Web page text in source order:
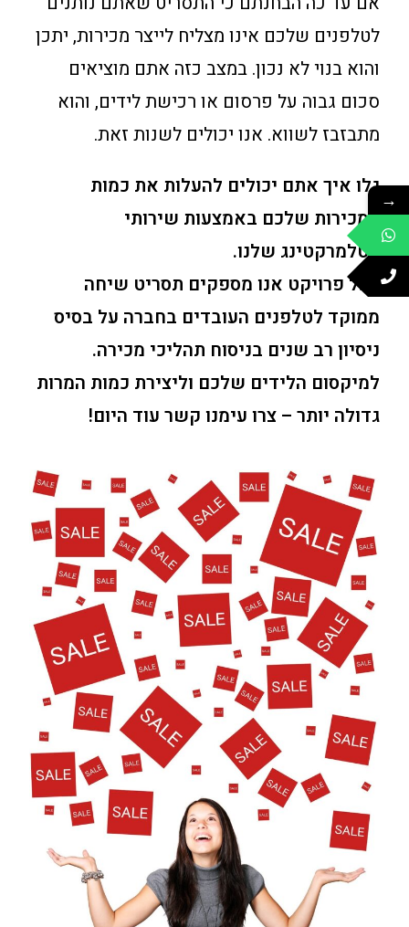
לטלפנים שלכם אינו מצליח לייצר מכירות, יתכן
והוא בנוי לא נכון. במצב כזה אתם מוציאים
סכום גבוה על פרסום או רכישת לידים, והוא
מתבזבז לשווא. אנו יכולים לשנות זאת.
גלו איך אתם יכולים להעלות את כמות
המכירות שלכם באמצעות שירותי
הטלמרקטינג שלנו.
בכל פרויקט אנו מספקים תסריט שיחה
ממוקד לטלפנים העובדים בחברה על בסיס
ניסיון רב שנים בניסוח תהליכי מכירה.
למיקסום הלידים שלכם וליצירת כמות המרות
גדולה יותר – צרו עימנו קשר עוד היום!
→